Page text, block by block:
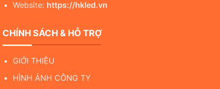
Website: https://hkled.vn
CHÍNH SÁCH & HỖ TRỢ
GIỚI THIỆU
HÌNH ẢNH CÔNG TY